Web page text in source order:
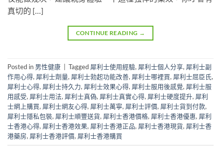
真切的 […]
CONTINUE READING →
Posted in 男性健康 Tagged 犀利士使用經驗, 犀利士個人分享, 犀利士副
作用心得, 犀利士劑量, 犀利士勃起功能改善, 犀利士哪裡買, 犀利士屈臣氏,
犀利士心得, 犀利士持久力, 犀利士效果心得, 犀利士服用後感覺, 犀利士服
用感受, 犀利士用法, 犀利士真偽, 犀利士真實心得, 犀利士硬度提升, 犀利
士網上購買, 犀利士網友心得, 犀利士萬寧, 犀利士評價, 犀利士貨到付款,
犀利士隱私包裝, 犀利士順豐送貨, 犀利士香港價格, 犀利士香港優惠, 犀利
士香港心得, 犀利士香港效果, 犀利士香港正品, 犀利士香港現貨, 犀利士香
港藥房, 犀利士香港評價, 犀利士香港購買